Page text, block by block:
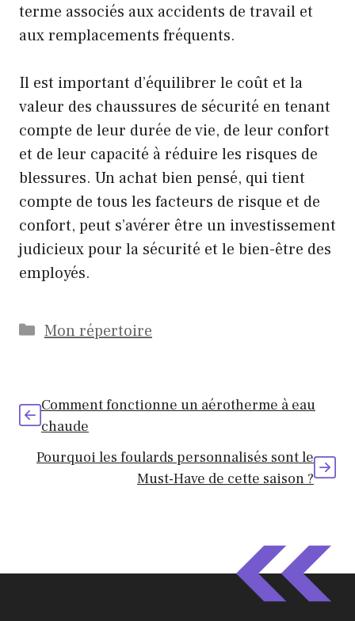
terme associés aux accidents de travail et
aux remplacements fréquents.
Il est important d’équilibrer le coût et la
valeur des chaussures de sécurité en tenant
compte de leur durée de vie, de leur confort
et de leur capacité à réduire les risques de
blessures. Un achat bien pensé, qui tient
compte de tous les facteurs de risque et de
confort, peut s’avérer être un investissement
judicieux pour la sécurité et le bien-être des
employés.
Catégories
Mon répertoire
Comment fonctionne un aérotherme à eau
chaude
Pourquoi les foulards personnalisés sont le
Must-Have de cette saison ?